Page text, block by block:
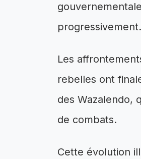
progressivement.
Les
rebelles ont
des Wazalendo,
de combats.
Cette évolution